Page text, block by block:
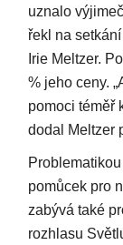
uznalo
řekl na
Irie Meltzer.
% jeho ceny.
pomoci téměř
dodal Meltzer
pomůcek pro
zabývá také
rozhlasu